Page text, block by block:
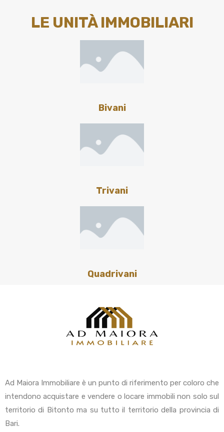
LE UNITÀ IMMOBILIARI
Bivani
Trivani
Quadrivani
Ad Maiora Immobiliare è un punto di riferimento per coloro che
intendono acquistare e vendere o locare immobili non solo sul
territorio di Bitonto ma su tutto il territorio della provincia di
Bari.